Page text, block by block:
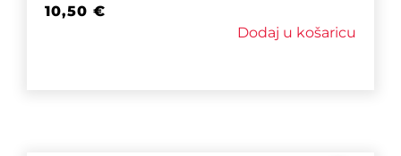
10,50 €
Dodaj u košaricu